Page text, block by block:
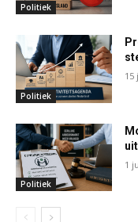
Politiek
Politiek
15
Politiek
1